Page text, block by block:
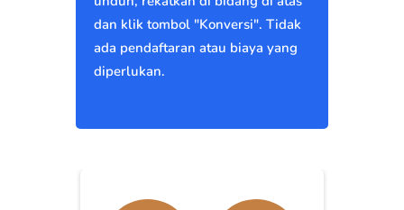
dan klik tombol "Konversi". Tidak
ada pendaftaran atau biaya yang
diperlukan.